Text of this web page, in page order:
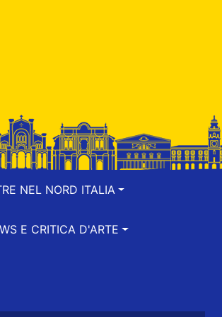
NEL NORD ITALIA
E CRITICA D'ARTE